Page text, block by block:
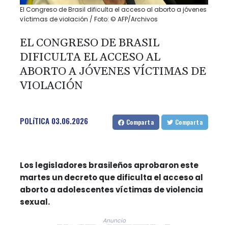
El Congreso de Brasil dificulta el acceso al aborto a jóvenes
víctimas de violación / Foto: © AFP/Archivos
EL CONGRESO DE BRASIL
DIFICULTA EL ACCESO AL
ABORTO A JÓVENES VÍCTIMAS DE
VIOLACIÓN
POLíTICA 03.06.2026 Comparta Comparta
Los legisladores brasileños aprobaron este
martes un decreto que dificulta el acceso al
aborto a adolescentes víctimas de violencia
sexual.
Anuncio